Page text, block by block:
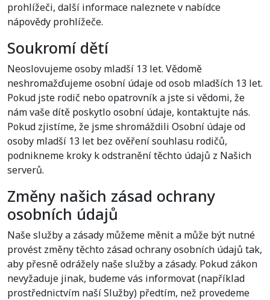
prohlížeči, další informace naleznete v nabídce
nápovědy prohlížeče.
Soukromí dětí
Neoslovujeme osoby mladší 13 let. Vědomě
neshromažďujeme osobní údaje od osob mladších 13 let.
Pokud jste rodič nebo opatrovník a jste si vědomi, že
nám vaše dítě poskytlo osobní údaje, kontaktujte nás.
Pokud zjistíme, že jsme shromáždili Osobní údaje od
osoby mladší 13 let bez ověření souhlasu rodičů,
podnikneme kroky k odstranění těchto údajů z Našich
serverů.
Změny našich zásad ochrany
osobních údajů
Naše služby a zásady můžeme měnit a může být nutné
provést změny těchto zásad ochrany osobních údajů tak,
aby přesně odrážely naše služby a zásady. Pokud zákon
nevyžaduje jinak, budeme vás informovat (například
prostřednictvím naší Služby) předtím, než provedeme